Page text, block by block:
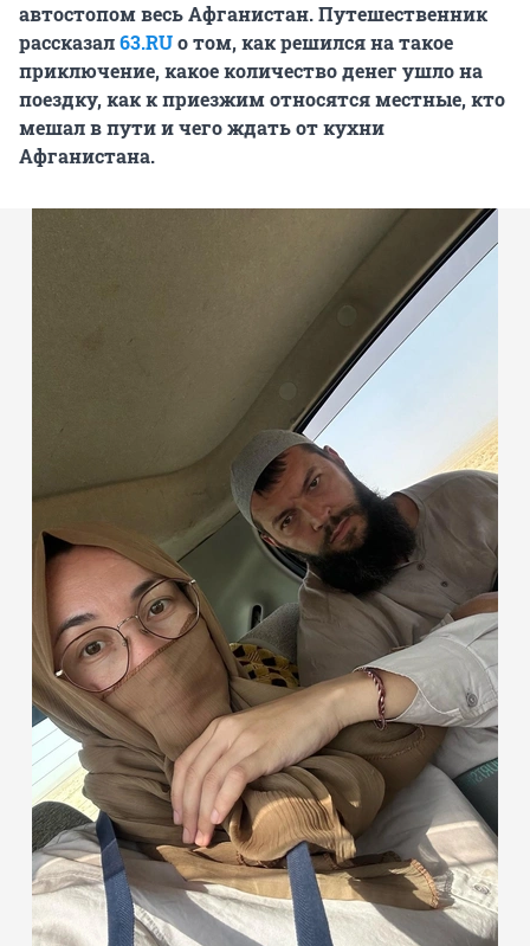
автостопом весь Афганистан. Путешественник
рассказал63.RUо том, как решился на такое
приключение, какое количество денег ушло на
поездку, как к приезжим относятся местные, кто
мешал в пути и чего ждать от кухни
Афганистана.